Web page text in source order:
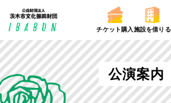
チケット購入 施設を借りる
公演案内